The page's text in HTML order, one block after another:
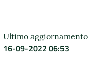
Ultimo aggiornamento
16-09-2022 06:53